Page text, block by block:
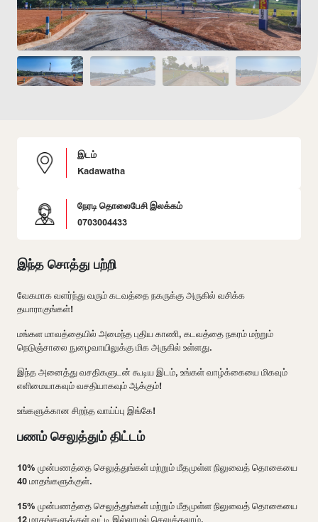
இடம்
Kadawatha
நேரடி தொலைபேசி இலக்கம்
0703004433
இந்த சொத்து பற்றி
வேகமாக வளர்ந்து வரும் கடவத்தை நகருக்கு அருகில் வசிக்க
தயாராகுங்கள்!
மங்கள மாவத்தையில் அமைந்த புதிய காணி, கடவத்தை நகரம் மற்றும்
நெடுஞ்சாலை நுழைவாயிலுக்கு மிக அருகில் உள்ளது.
இந்த அனைத்து வசதிகளுடன் கூடிய இடம், உங்கள் வாழ்க்கையை மிகவும்
எளிமையாகவும் வசதியாகவும் ஆக்கும்!
உங்களுக்கான சிறந்த வாய்ப்பு இங்கே!
பணம் செலுத்தும் திட்டம்
10% முன்பணத்தை செலுத்துங்கள் மற்றும் மீதமுள்ள நிலுவைத் தொகையை
40 மாதங்களுக்குள்.
15% முன்பணத்தை செலுத்துங்கள் மற்றும் மீதமுள்ள நிலுவைத் தொகையை
12 மாதங்களுக்குள் வட்டி இல்லாமல் செலுத்தலாம்.